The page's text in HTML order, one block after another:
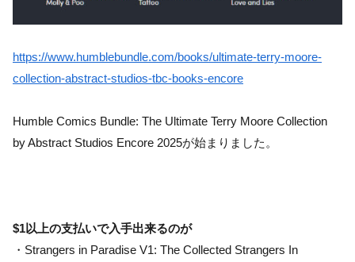
https://www.humblebundle.com/books/ultimate-terry-moore-
collection-abstract-studios-tbc-books-encore
Humble Comics Bundle: The Ultimate Terry Moore Collection
by Abstract Studios Encore 2025が始まりました。
$1以上の支払いで入手出来るのが
・Strangers in Paradise V1: The Collected Strangers In